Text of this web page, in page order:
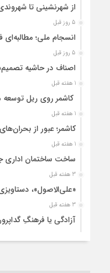
از شهرنشینی تا
5 روز قبل
انسجام ملی؛ مطالبه‌ای
5 روز قبل
اصناف در حاشیه
1 هفته قبل
کاشمر روی ریل توسعه
1 هفته قبل
کاشمر؛ عبور از
1 هفته قبل
ساخت ساختمان اداری
3 هفته قبل
«علی‌الاصول»،
3 هفته قبل
آزادگی یا فرهنگِ